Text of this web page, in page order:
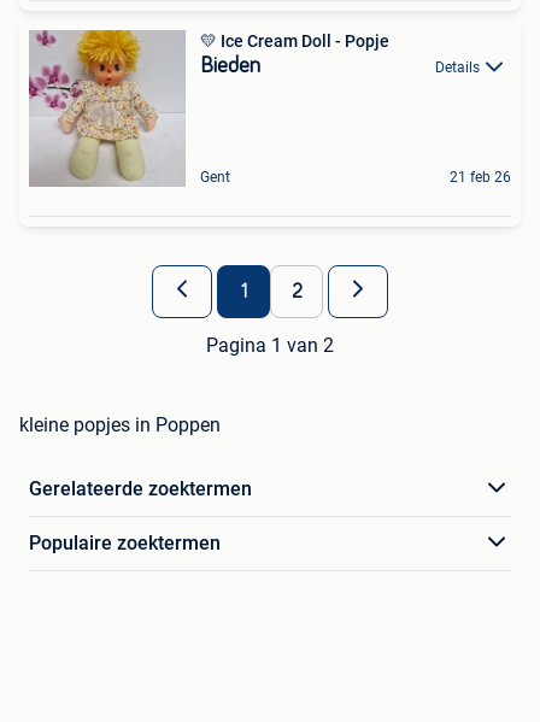
💛 Ice Cream Doll - Popje
Bieden Details
Gent 21 feb 26
1 2
Pagina 1 van 2
kleine popjes in Poppen
Gerelateerde zoektermen
Populaire zoektermen